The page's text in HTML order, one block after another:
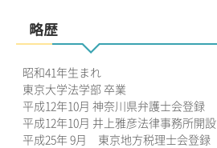
略歴
昭和41年生まれ
東京大学法学部 卒業
平成12年10月 神奈川県弁護士会登録
平成12年10月 井上雅彦法律事務所開設
平成25年 9月 東京地方税理士会登録